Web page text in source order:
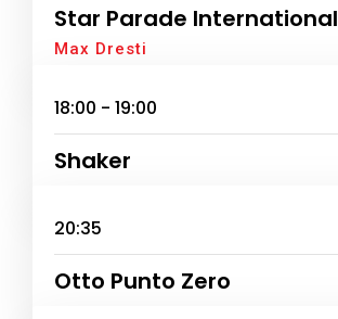
Star Parade International
Max Dresti
18:00 - 19:00
Shaker
20:35
Otto Punto Zero